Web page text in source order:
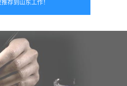
:【手机维修实战班】
:【手机维修实战班】